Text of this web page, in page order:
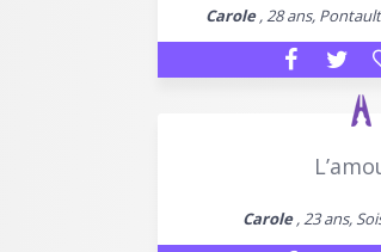
Carole, 28 ans,
Carole, 23 ans,